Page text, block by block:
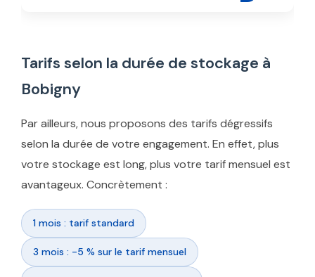
Tarifs selon la durée de stockage à
Bobigny
Par ailleurs, nous proposons des tarifs dégressifs
selon la durée de votre engagement. En effet, plus
votre stockage est long, plus votre tarif mensuel est
avantageux. Concrètement :
1 mois : tarif standard
3 mois : -5 % sur le tarif mensuel